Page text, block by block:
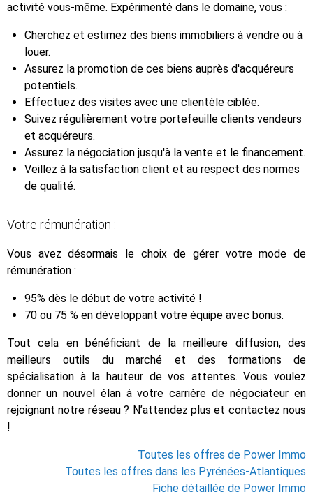
activité vous-même. Expérimenté dans le domaine, vous :
Cherchez et estimez des biens immobiliers à vendre ou à
louer.
Assurez la promotion de ces biens auprès d'acquéreurs
potentiels.
Effectuez des visites avec une clientèle ciblée.
Suivez régulièrement votre portefeuille clients vendeurs
et acquéreurs.
Assurez la négociation jusqu'à la vente et le financement.
Veillez à la satisfaction client et au respect des normes
de qualité.
Votre rémunération :
Vous avez désormais le choix de gérer votre mode de
rémunération :
95% dès le début de votre activité !
70 ou 75 % en développant votre équipe avec bonus.
Tout cela en bénéficiant de la meilleure diffusion, des
meilleurs outils du marché et des formations de
spécialisation à la hauteur de vos attentes. Vous voulez
donner un nouvel élan à votre carrière de négociateur en
rejoignant notre réseau ? N’attendez plus et contactez nous
!
Toutes les offres de Power Immo
Toutes les offres dans les Pyrénées-Atlantiques
Fiche détaillée de Power Immo